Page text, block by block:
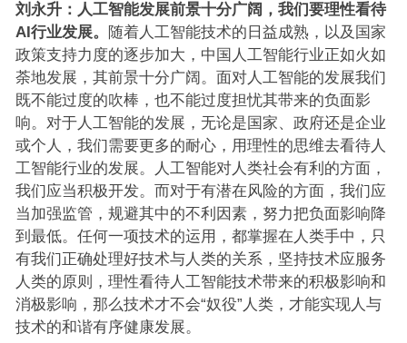
刘永升：人工智能发展前景十分广阔，我们要理性看待
AI行业发展。
随着人工智能技术的日益成熟，以及国家
政策支持力度的逐步加大，中国人工智能行业正如火如
荼地发展，其前景十分广阔。面对人工智能的发展我们
既不能过度的吹棒，也不能过度担忧其带来的负面影
响。对于人工智能的发展，无论是国家、政府还是企业
或个人，我们需要更多的耐心，用理性的思维去看待人
工智能行业的发展。人工智能对人类社会有利的方面，
我们应当积极开发。而对于有潜在风险的方面，我们应
当加强监管，规避其中的不利因素，努力把负面影响降
到最低。任何一项技术的运用，都掌握在人类手中，只
有我们正确处理好技术与人类的关系，坚持技术应服务
人类的原则，理性看待人工智能技术带来的积极影响和
消极影响，那么技术才不会“奴役”人类，才能实现人与
技术的和谐有序健康发展。